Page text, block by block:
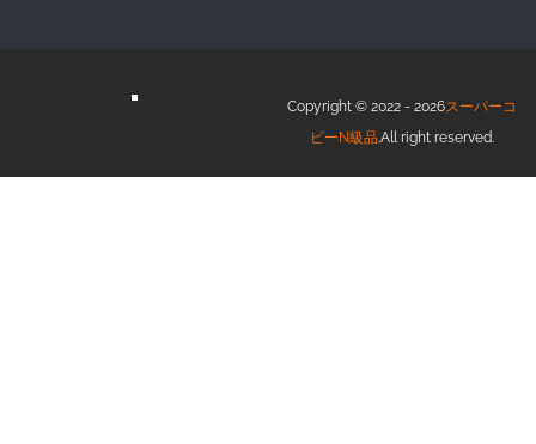
Copyright © 2022 - 2026スーパーコ
ピーN級品.All right reserved.